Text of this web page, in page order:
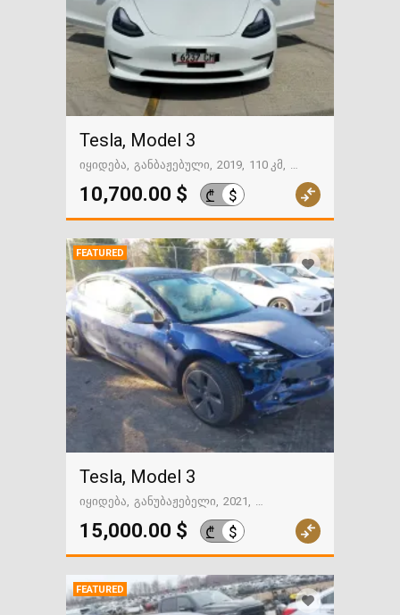
Tesla, Model 3
იყიდება განბაჟებული 2019 110 კმ
10,700.00 $ ₾ $
FEATURED
Tesla, Model 3
იყიდება განუბაჟებელი 2021
ფოთი
15,000.00 $ ₾ $
FEATURED